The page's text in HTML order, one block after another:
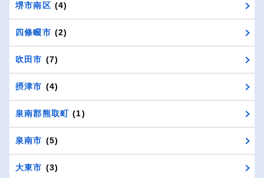
堺市南区 (4)
四條畷市 (2)
吹田市 (7)
摂津市 (4)
泉南郡熊取町 (1)
泉南市 (5)
大東市 (3)